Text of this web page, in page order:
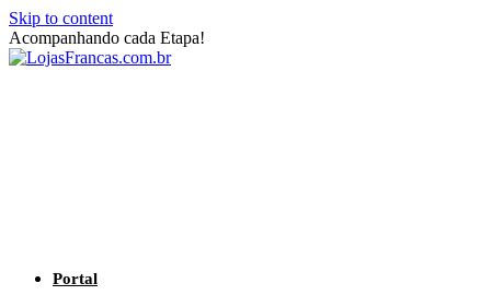
Skip to content
Acompanhando cada Etapa!
Portal